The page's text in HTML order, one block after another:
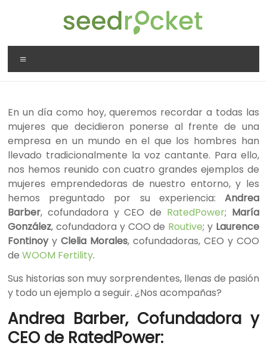
SeedRocket
La
que
nació
en
España
para
startups
TIC
en
fase
inicial
En un día como hoy, queremos recordar a todas las
mujeres que decidieron ponerse al frente de una
empresa en un mundo en el que los hombres han
llevado tradicionalmente la voz cantante. Para ello,
nos hemos reunido con cuatro grandes ejemplos de
mujeres emprendedoras de nuestro entorno, y les
hemos preguntado por su experiencia: Andrea
Barber, cofundadora y CEO de RatedPower; María
González, cofundadora y COO de Routive; y Laurence
FontinoyyClelia Morales, cofundadoras, CEO y COO
deWOOM Fertility.
Sus historias son muy sorprendentes, llenas de pasión
y todo un ejemplo a seguir. ¿Nos acompañas?
Andrea Barber, Cofundadora y
CEO de RatedPower: